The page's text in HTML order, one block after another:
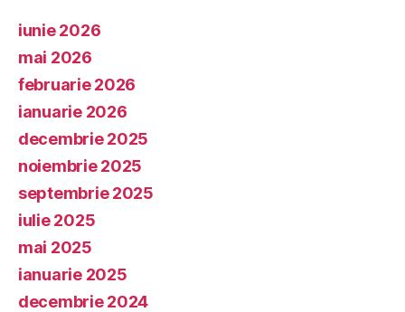
iunie 2026
mai 2026
februarie 2026
ianuarie 2026
decembrie 2025
noiembrie 2025
septembrie 2025
iulie 2025
mai 2025
ianuarie 2025
decembrie 2024